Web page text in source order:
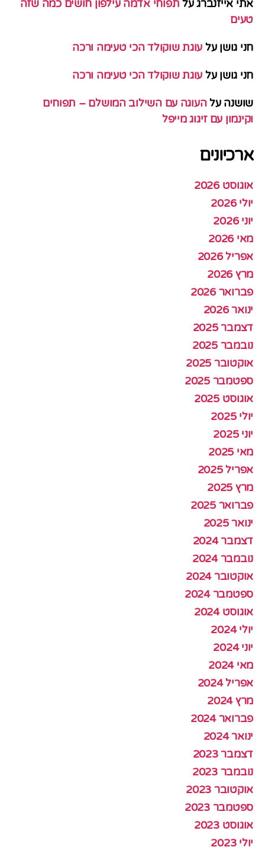
אתי אייזנברגעל תפוחי אדמה עילפון חושים כמה שזה
טעים
חני גושן על עוגת שוקולד הכי טעימה ורכה
חני גושן על עוגת שוקולד הכי טעימה ורכה
שושנה עלהעוגה עם השילוב המושלם – תפוחים
וקינמון עם זיגוג מייפל
ארכיונים
אוגוסט 2026
יולי 2026
יוני 2026
מאי 2026
אפריל 2026
מרץ 2026
פברואר 2026
ינואר 2026
דצמבר 2025
נובמבר 2025
אוקטובר 2025
ספטמבר 2025
אוגוסט 2025
יולי 2025
יוני 2025
מאי 2025
אפריל 2025
מרץ 2025
פברואר 2025
ינואר 2025
דצמבר 2024
נובמבר 2024
אוקטובר 2024
ספטמבר 2024
אוגוסט 2024
יולי 2024
יוני 2024
מאי 2024
אפריל 2024
מרץ 2024
פברואר 2024
ינואר 2024
דצמבר 2023
נובמבר 2023
אוקטובר 2023
ספטמבר 2023
אוגוסט 2023
יולי 2023